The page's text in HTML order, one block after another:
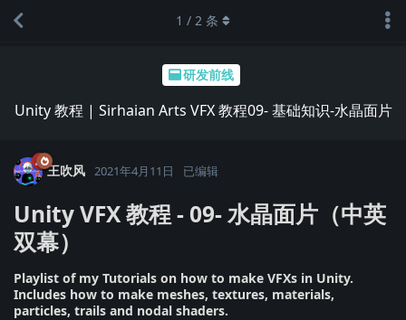
研发前线
Unity 教程 | Sirhaian Arts VFX 教程09- 基础知识-水晶面片
1 / 2 条
王吹风 2021年4月11日 已编辑
Unity VFX 教程 - 09- 水晶面片（中英
双幕）
Playlist of my Tutorials on how to make VFXs in Unity.
Includes how to make meshes, textures, materials,
particles, trails and nodal shaders.